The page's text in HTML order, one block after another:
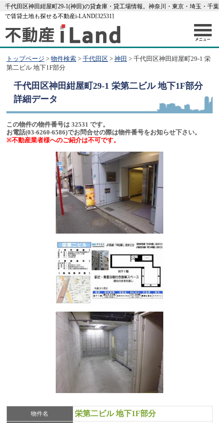
千代田区神田紺屋町29-1(神田)の貸倉庫・貸工場情報。神奈川・東京・埼玉・千葉
で賃貸土地も探せる不動産i-LAND[32531]
トップページ > 物件検索> 千代田区> 神田 > 千代田区神田紺屋町29-1 栄
第二ビル 地下1F部分
千代田区神田紺屋町29-1 栄第二ビル 地下1F部分
詳細データ
この物件の物件番号は 32531 です。
お電話(03-6260-6586)でお問合せの際は物件番号をお知らせ下さい。
※不動産業者様へのご紹介は不可です。
物件名 栄第二ビル 地下1F部分